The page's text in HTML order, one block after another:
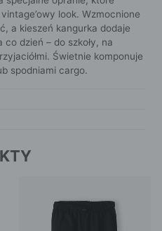
look. Wzmocnione
a kieszeń kangurka dodaje
dzień – do szkoły, na
Świetnie komponuje
spodniami cargo.